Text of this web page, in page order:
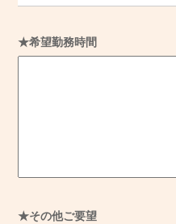
★希望勤務時間
★その他ご要望